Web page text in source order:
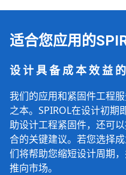
适合您应用的
设计具备成本效益
我们的应用和紧固件工程
之本。SPIROL在设计初期
助设计工程紧固件，还可
合的关键建议。若您选择
们将帮助您缩短设计周期
推向市场。